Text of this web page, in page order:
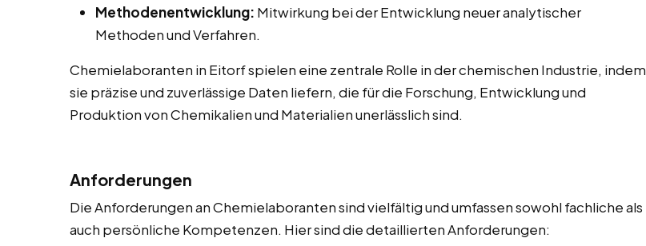
Methodenentwicklung: Mitwirkung bei der Entwicklung neuer analytischer
Methoden und Verfahren.
Chemielaboranten in Eitorf spielen eine zentrale Rolle in der chemischen Industrie, indem
sie präzise und zuverlässige Daten liefern, die für die Forschung, Entwicklung und
Produktion von Chemikalien und Materialien unerlässlich sind.
Anforderungen
Die Anforderungen an Chemielaboranten sind vielfältig und umfassen sowohl fachliche als
auch persönliche Kompetenzen. Hier sind die detaillierten Anforderungen: